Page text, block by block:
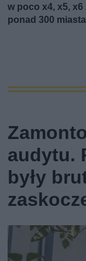
w poco x4, x5, x6
ponad 300
audytu.
były